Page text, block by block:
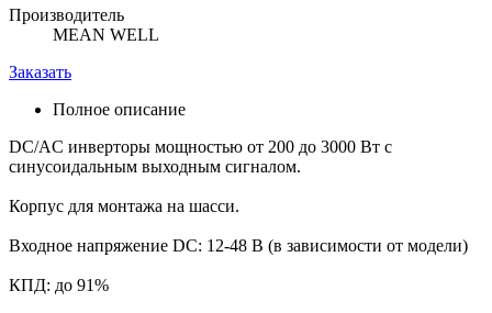
Производитель
MEAN WELL
Заказать
Полное описание
DC/AC инверторы мощностью от 200 до 3000 Вт с
синусоидальным выходным сигналом.
Корпус для монтажа на шасси.
Входное напряжение DC: 12-48 В (в зависимости от модели)
КПД: до 91%